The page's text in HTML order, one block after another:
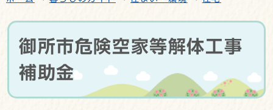
御所市危険空家等解体工事
補助金